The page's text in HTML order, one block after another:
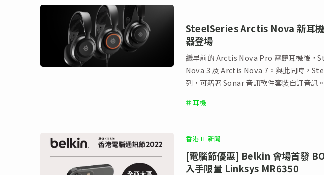
SteelSeries Arctis Nova 新耳
器登場
繼早前的 Arctis Nova Pro 電競耳機後
Nova 3 及 Arctis Nova 7。與此同時，
列，可藉著 Sonar 音訊軟件套裝自訂音訊。
耳機
香港 IT 新聞
[電腦節優惠] Belkin 會場首發
入手限量 Linksys MR6350